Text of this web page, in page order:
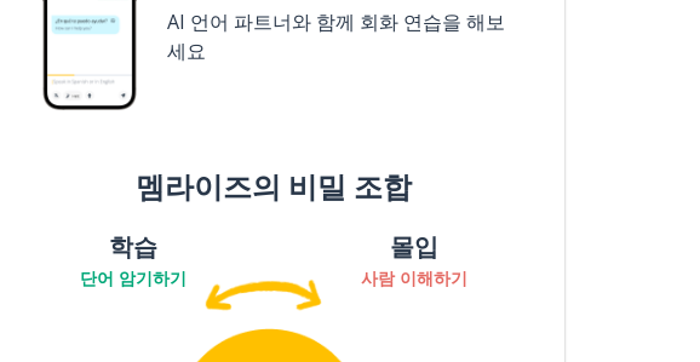
AI 언어 파트너와 함께 회화 연습을 해보
세요
멤라이즈의 비밀 조합
학습
단어 암기하기
몰입
사람 이해하기